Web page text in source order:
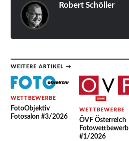
Robert Schöller
WEITERE ARTIKEL →
WETTBEWERBE
FotoObjektiv
Fotosalon #3/2026
WETTBEWERBE
ÖVF Österreich
Fotowettbewerb
#1/2026